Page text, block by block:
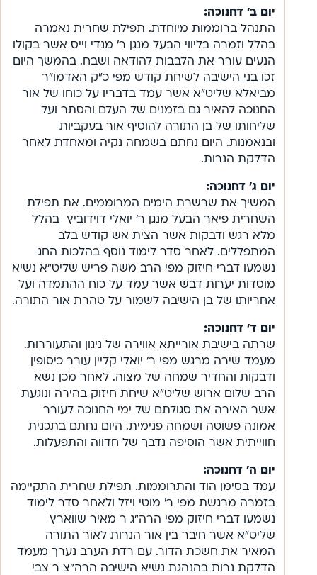
יום ב’ דחנוכה:
התנהל ברוממות מיוחדת. תפילת שחרית נאמרה
בהלל וזמרה בליווי הבעל מנגן ר’ מנדי וייס אשר בקולו
הנעים עורר את הלבבות להודאה ושבח. בהמשך היום
זכו בני הישיבה לשיחת קודש מפי כ”ק האדמו”ר
מביאלא שליט”א אשר עמד בדבריו על כוחו של אור
החנוכה להאיר גם בזמנים של העלם והסתר ועל
שליחותו של בן התורה להוסיף אור בעקביות
ובנאמנות. היום נחתם בשמחה נקיה ומאחדת לאחר
הדלקת הנרות.
יום ג’ דחנוכה:
המשיך את שרשרת הימים המרוממים. את תפילת
השחרית פיאר הבעל מנגן ר’ יואלי דוידוביץ בהלל
מלא רגש ודבקות אשר הצית אש קודש בלב
המתפללים. לאחר סדר לימוד נוסף בהלכות החג
נשמעו דברי חיזוק מפי הרב משה פריש שליט”א נשיא
מוסדות יערות דבש אשר עמד על כוח ההתמדה ועל
אחריותו של בן הישיבה לשמור על טהרת אור התורה.
יום ד’ דחנוכה:
שרתה בישיבת אורייתא אווירה של ניגון והתעוררות.
מעמד שירה מרגש מפי ר’ יואלי קליין עורר כיסופין
ודבקות והחדיר שמחה של מצוה. לאחר מכן נשא
הרב שלום ארוש שליט”א שיחת חיזוק בהירה ונוגעת
אשר האירה את סגולתם של ימי החנוכה לעורר
אמונה פשוטה ושמחה פנימית. היום נחתם בתכנית
חווייתית אשר הוסיפה נדבך של חדווה והתפעלות.
יום ה’ דחנוכה:
עמד בסימן הוד והתרוממות. תפילת שחרית התקיימה
בזמרה מרגשת מפי ר’ מוטי ויזל ולאחר סדר לימוד
נשמעו דברי חיזוק מפי הרה”ג ר מאיר שווארץ
שליט”א אשר חיבר בין אור הנרות לאור התורה
המאיר את חשכת הדור. עם רדת הערב נערך מעמד
הדלקת נרות בהנהגת נשיא הישיבה הרה”צ ר צבי